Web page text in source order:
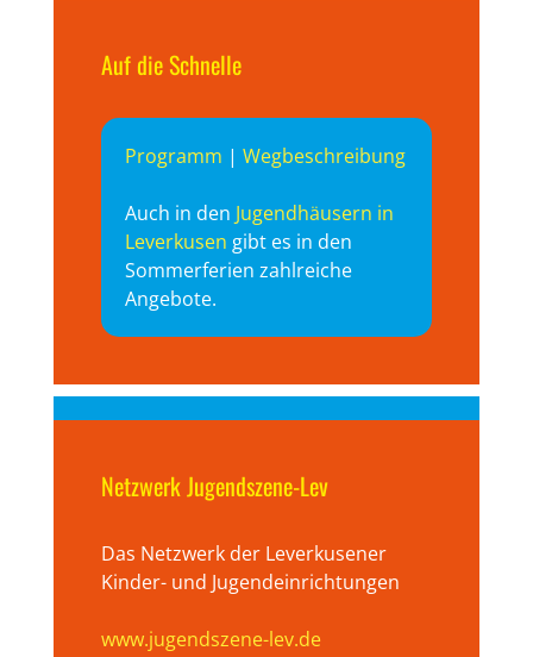
Auf die Schnelle
Programm | Wegbeschreibung
Auch in den Jugendhäusern in
Leverkusen gibt es in den
Sommerferien zahlreiche
Angebote.
Netzwerk Jugendszene-Lev
Das Netzwerk der Leverkusener
Kinder- und Jugendeinrichtungen
www.jugendszene-lev.de